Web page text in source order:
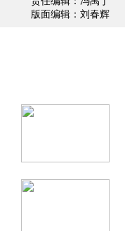
版面编辑：刘春辉